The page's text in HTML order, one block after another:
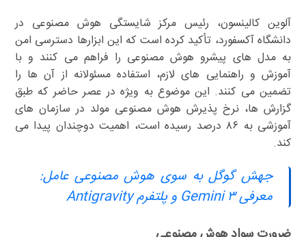
آلوین کالینسون، رئیس مرکز شایستگی هوش مصنوعی در
دانشگاه آکسفورد، تأکید کرده است که این ابزارها دسترسی امن
به مدل های پیشرو هوش مصنوعی را فراهم می کنند و با
آموزش و راهنمایی های لازم، استفاده مسئولانه از آن ها را
تضمین می کنند. این موضوع به ویژه در عصر حاضر که طبق
گزارش ها، نرخ پذیرش هوش مصنوعی مولد در سازمان های
آموزشی به ۸۶ درصد رسیده است، اهمیت دوچندان پیدا می
کند.
جهش گوگل به سوی هوش مصنوعی عامل:
معرفی Gemini ۳ و پلتفرم Antigravity